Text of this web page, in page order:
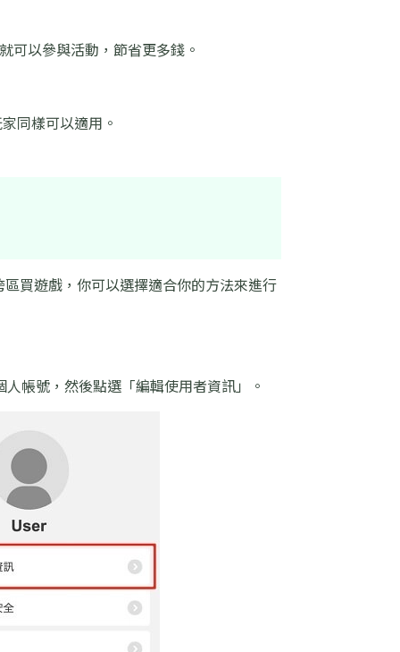
可以參與活動，節省更多錢。
同樣可以適用。
買遊戲，你可以選擇適合你的方法來進行
帳號，然後點選「編輯使用者資訊」。